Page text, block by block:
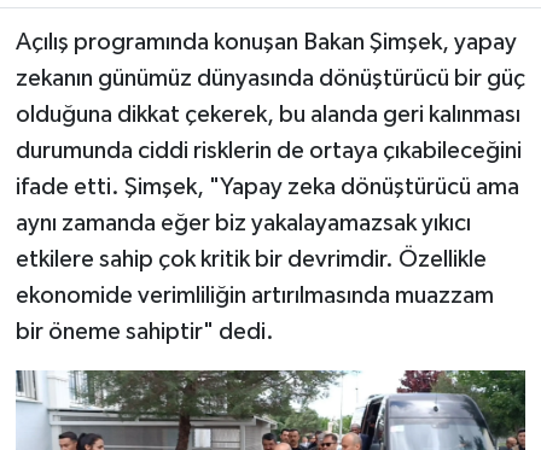
Açılış programında konuşan Bakan Şimşek, yapay
zekanın günümüz dünyasında dönüştürücü bir güç
olduğuna dikkat çekerek, bu alanda geri kalınması
durumunda ciddi risklerin de ortaya çıkabileceğini
ifade etti. Şimşek, "Yapay zeka dönüştürücü ama
aynı zamanda eğer biz yakalayamazsak yıkıcı
etkilere sahip çok kritik bir devrimdir. Özellikle
ekonomide verimliliğin artırılmasında muazzam
bir öneme sahiptir" dedi.